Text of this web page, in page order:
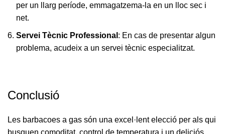
per un llarg període, emmagatzema-la en un lloc sec i
net.
Servei Tècnic Professional : En cas de presentar algun
problema, acudeix a un servei tècnic especialitzat.
Conclusió
Les barbacoes a gas són una excel·lent elecció per als qui
busquen comoditat, control de temperatura i un deliciós